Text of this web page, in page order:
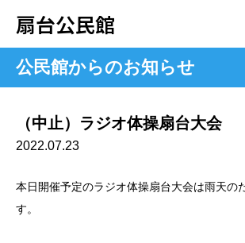
扇台公民館
公民館からのお知らせ
（中止）ラジオ体操扇台大会
2022.07.23
本日開催予定のラジオ体操扇台大会は雨天の
す。